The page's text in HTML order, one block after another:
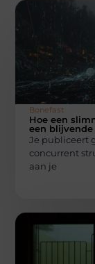
Bonefast
Hoe een
een blijvende
Je publiceert
concurrent
aan je